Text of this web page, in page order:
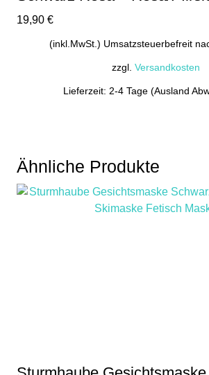
19,90 €
(inkl.MwSt.) Umsatzsteuerbefreit
zzgl. Versandkosten
Lieferzeit: 2-4 Tage (Ausland
Ähnliche Produkte